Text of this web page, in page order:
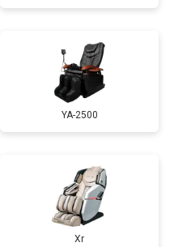
от 4800 ₽ Заказать
Заказать
от 4500 ₽ Заказать
от 5500 ₽
YA-2500
Xr